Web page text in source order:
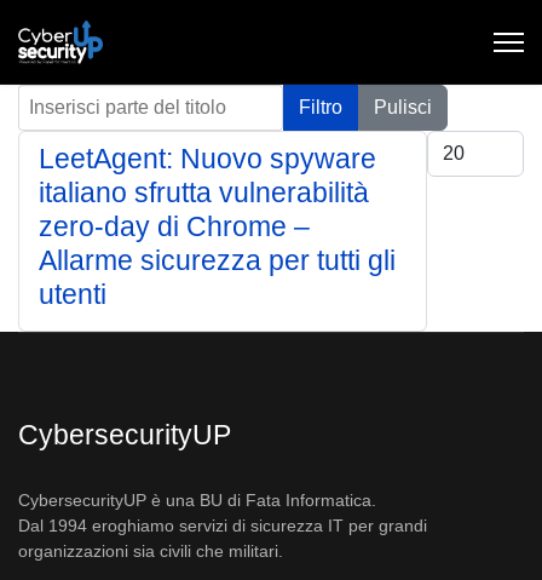
Inserisci parte del titolo Filtro
Pulisci
Visualizza #
LeetAgent: Nuovo spyware
italiano sfrutta vulnerabilità
zero-day di Chrome –
Allarme sicurezza per tutti gli
utenti
CybersecurityUP
CybersecurityUP è una BU di Fata Informatica.
Dal 1994 eroghiamo servizi di sicurezza IT per grandi
organizzazioni sia civili che militari.